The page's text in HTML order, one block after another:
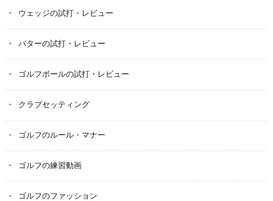
ウェッジの試打・レビュー
パターの試打・レビュー
ゴルフボールの試打・レビュー
クラブセッティング
ゴルフのルール・マナー
ゴルフの練習動画
ゴルフのファッション